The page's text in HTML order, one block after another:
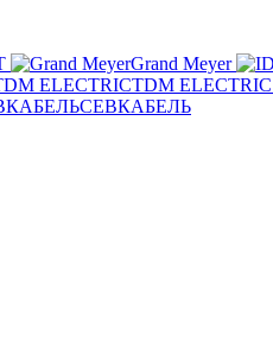
Grand Meyer
TDM ELECTRIC
СЕВКАБЕЛЬ